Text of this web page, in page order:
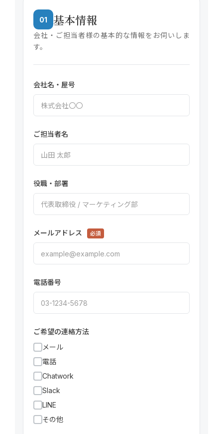
01 基本情報
会社・ご担当者様の基本的な情報をお伺いしま
す。
会社名・屋号
ご担当者名
役職・部署
メールアドレス 必須
電話番号
ご希望の連絡方法
メール
電話
Chatwork
Slack
LINE
その他